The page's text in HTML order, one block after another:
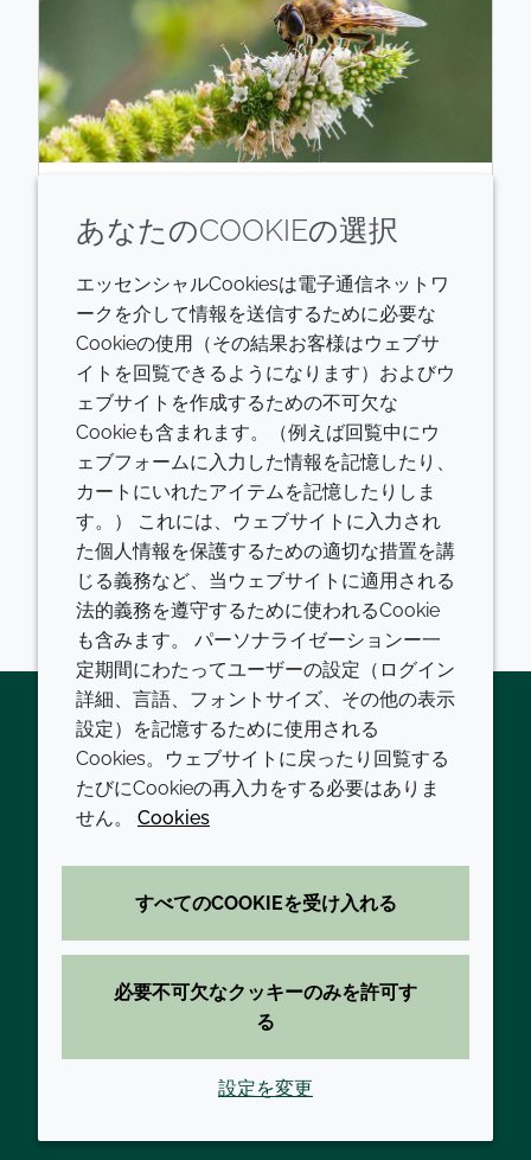
遺伝資源への公平なアクセスと利
益配分、生物多様性の保全のため
に | BROGOTA PROJECT第3版の
制作を支援
当社は第15回生物多様性条約締約国会議
（COP15）のサイドイベントを通じ、
Brogota Project第3版の制作を支援しま
した。
続きを読む
Twitter LinkedInYoutube
会社
現代の奴隷制
方針と手順
拠点一覧
お問い合わせ
利用規約
プライバシーポリシー
アクセシビリティに関する声明
クッキーポリシー
あなたのCOOKIEの選択
エッセンシャルCookiesは電子通信ネットワ
ークを介して情報を送信するために必要な
Cookieの使用（その結果お客様はウェブサ
イトを回覧できるようになります）およびウ
ェブサイトを作成するための不可欠な
Cookieも含まれます。（例えば回覧中にウ
ェブフォームに入力した情報を記憶したり、
カートにいれたアイテムを記憶したりしま
す。） これには、ウェブサイトに入力され
た個人情報を保護するための適切な措置を講
じる義務など、当ウェブサイトに適用される
法的義務を遵守するために使われるCookie
も含みます。 パーソナライゼーションー一
定期間にわたってユーザーの設定（ログイン
詳細、言語、フォントサイズ、その他の表示
設定）を記憶するために使用される
Cookies。ウェブサイトに戻ったり回覧する
たびにCookieの再入力をする必要はありま
せん。 Cookies
すべてのCOOKIEを受け入れる
必要不可欠なクッキーのみを許可す
る
設定を変更